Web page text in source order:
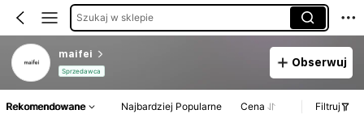
Szukaj w sklepie
maifei
Sprzedawca
Obserwuj
Rekomendowane Najbardziej Popularne Cena Filtruj